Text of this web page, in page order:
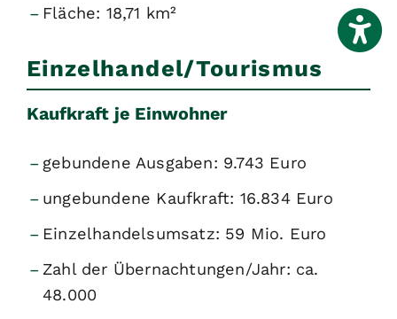
Fläche: 18,71 km²
Einzelhandel/Tourismus
Kaufkraft je Einwohner
gebundene Ausgaben: 9.743 Euro
ungebundene Kaufkraft: 16.834 Euro
Einzelhandelsumsatz: 59 Mio. Euro
Zahl der Übernachtungen/Jahr: ca.
48.000